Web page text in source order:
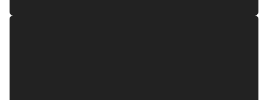
Geldautomat <1.000m